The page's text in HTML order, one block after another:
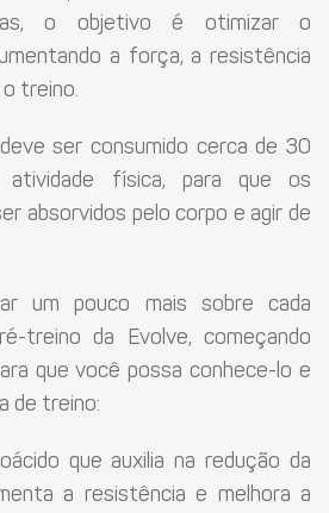
o objetivo é otimizar o
a força, a resistência
treino.
ser consumido cerca de 30
física, para que os
absorvidos pelo corpo e agir de
pouco mais sobre cada
treino da Evolve, começando
que você possa conhece-lo e
de treino:
que auxilia na redução da
a resistência e melhora a